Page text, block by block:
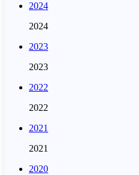
2024
2024
2023
2023
2022
2022
2021
2021
2020